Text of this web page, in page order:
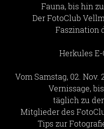
Fauna, bis hin
Der FotoClub
Faszination
Herkules
Vom Samstag, 02.
Vernissage,
täglich zu
Mitglieder des
Tips zur